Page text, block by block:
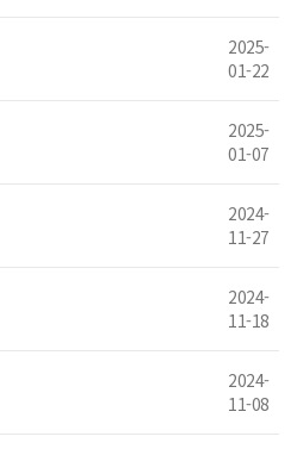
2025-
01-22
2025-
01-07
2024-
11-27
2024-
11-18
2024-
11-08